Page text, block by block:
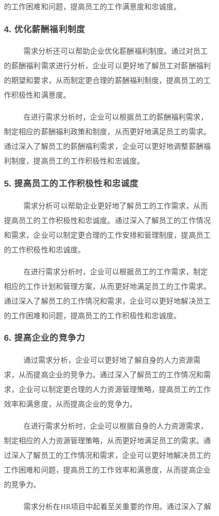
的工作困难和问题，提高员工的工作满意度和忠诚度。
4. 优化薪酬福利制度
需求分析还可以帮助企业优化薪酬福利制度。通过对员工
的薪酬福利需求进行分析，企业可以更好地了解员工对薪酬福利
的期望和要求，从而制定更合理的薪酬福利制度，提高员工的工
作积极性和满意度。
在进行需求分析时，企业可以根据员工的薪酬福利需求，
制定相应的薪酬福利政策和制度，从而更好地满足员工的需求。
通过深入了解员工的薪酬福利需求，企业可以更好地调整薪酬福
利制度，提高员工的工作积极性和忠诚度。
5. 提高员工的工作积极性和忠诚度
需求分析可以帮助企业更好地了解员工的工作需求，从而
提高员工的工作积极性和忠诚度。通过深入了解员工的工作情况
和需求，企业可以制定更合理的工作安排和管理制度，提高员工
的工作积极性和忠诚度。
在进行需求分析时，企业可以根据员工的工作需求，制定
相应的工作计划和管理方案，从而更好地满足员工的工作需求。
通过深入了解员工的工作情况和需求，企业可以更好地解决员工
的工作困难和问题，提高员工的工作积极性和忠诚度。
6. 提高企业的竞争力
通过需求分析，企业可以更好地了解自身的人力资源需
求，从而提高企业的竞争力。通过深入了解员工的工作情况和需
求，企业可以制定更合理的人力资源管理策略，提高员工的工作
效率和满意度，从而提高企业的竞争力。
在进行需求分析时，企业可以根据自身的人力资源需求，
制定相应的人力资源管理策略，从而更好地满足员工的需求。通
过深入了解员工的工作情况和需求，企业可以更好地解决员工的
工作困难和问题，提高员工的工作效率和满意度，从而提高企业
的竞争力。
需求分析在HR项目中起着至关重要的作用。通过深入了解